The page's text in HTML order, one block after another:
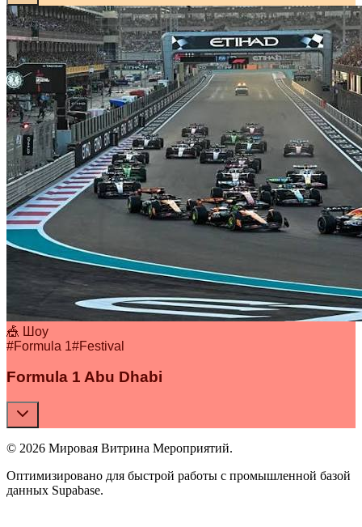
🎪 Шоу
#Formula 1#Festival
Formula 1 Abu Dhabi
© 2026 Мировая Витрина Мероприятий.
Оптимизировано для быстрой работы с промышленной базой
данных Supabase.